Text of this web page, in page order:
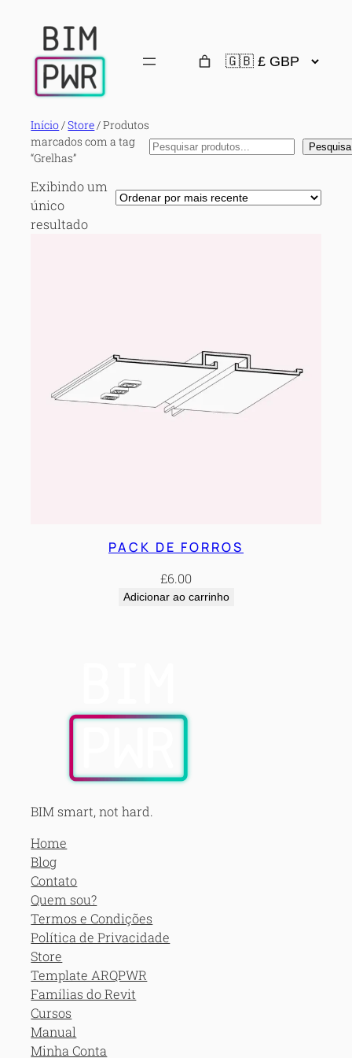
Início/Store/ Produtos
marcados com a tag
“Grelhas”
Pesquisa Pesquisa
Exibindo um
único
resultado
PACK DE FORROS
£6.00
Adicionar ao carrinho
BIM smart, not hard.
Home
Blog
Contato
Quem sou?
Termos e Condições
Política de Privacidade
Store
Template ARQPWR
Famílias do Revit
Cursos
Manual
Minha Conta